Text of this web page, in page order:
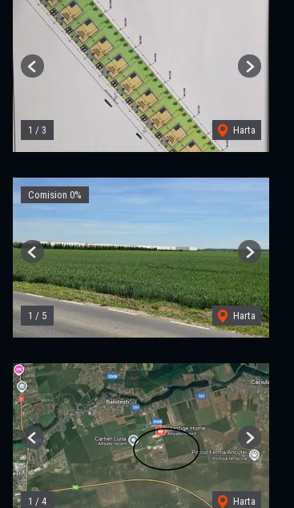
1 / 3 Harta
Previous Next
Comision 0%
1 / 5 Harta
Previous Next
1 / 4 Harta
Previous Next